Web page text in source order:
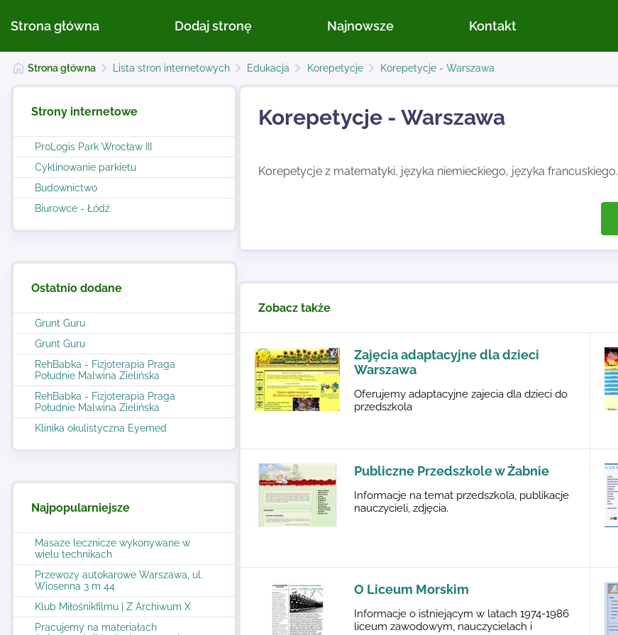
Strona główna Dodaj stronę Najnowsze Kontakt
Strona główna Lista stron internetowych Edukacja Korepetycje Korepetycje - Warszawa
Strony internetowe
ProLogis Park Wrocław III
Cyklinowanie parkietu
Budownictwo
Biurowce - Łódź
Ostatnio dodane
Grunt Guru
Grunt Guru
RehBabka - Fizjoterapia Praga
Południe Malwina Zielińska
RehBabka - Fizjoterapia Praga
Południe Malwina Zielińska
Klinika okulistyczna Eyemed
Najpopularniejsze
Masaże lecznicze wykonywane w
wielu technikach
Przewozy autokarowe Warszawa, ul.
Wiosenna 3 m 44
Klub Miłośnikfilmu | Z Archiwum X
Pracujemy na materiałach
Korepetycje - Warszawa
Korepetycje z matematyki, języka niemieckiego, języka francuskiego.
Zobacz także
Zajęcia adaptacyjne dla dzieci
Warszawa
Oferujemy adaptacyjne zajecia dla dzieci do
przedszkola
Publiczne Przedszkole w Żabnie
Informacje na temat przedszkola, publikacje
nauczycieli, zdjęcia.
O Liceum Morskim
Informacje o istniejącym w latach 1974-1986
liceum zawodowym, nauczycielach i